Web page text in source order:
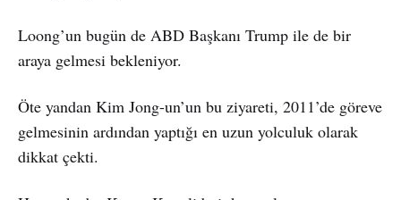
Loong’un bugün de ABD Başkanı Trump ile de bir
araya gelmesi bekleniyor.
Öte yandan Kim Jong-un’un bu ziyareti, 2011’de göreve
gelmesinin ardından yaptığı en uzun yolculuk olarak
dikkat çekti.